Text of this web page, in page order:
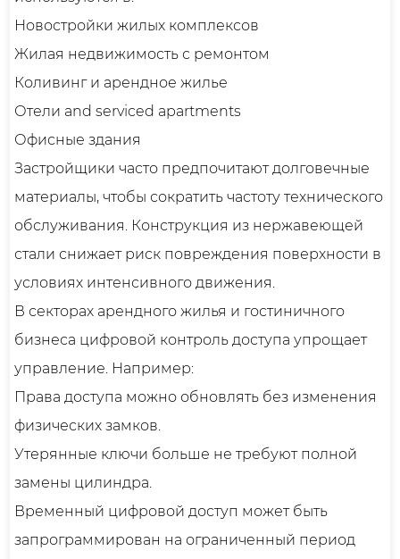
Новостройки жилых комплексов
Жилая недвижимость с ремонтом
Коливинг и арендное жилье
Отели and serviced apartments
Офисные здания
Застройщики часто предпочитают долговечные
материалы, чтобы сократить частоту технического
обслуживания. Конструкция из нержавеющей
стали снижает риск повреждения поверхности в
условиях интенсивного движения.
В секторах арендного жилья и гостиничного
бизнеса цифровой контроль доступа упрощает
управление. Например:
Права доступа можно обновлять без изменения
физических замков.
Утерянные ключи больше не требуют полной
замены цилиндра.
Временный цифровой доступ может быть
запрограммирован на ограниченный период